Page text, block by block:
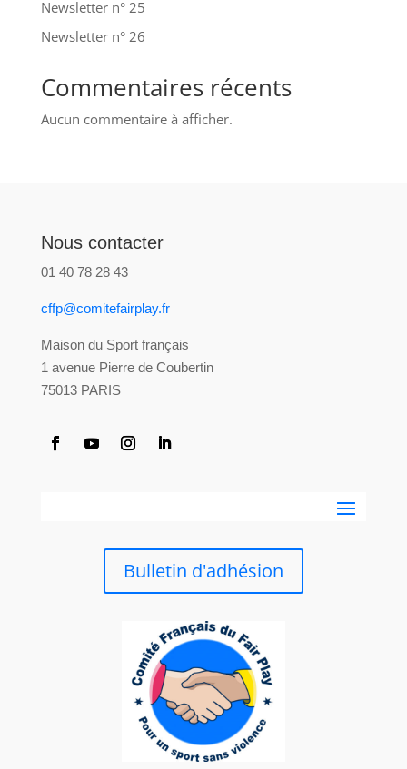
Newsletter n° 25
Newsletter n° 26
Commentaires récents
Aucun commentaire à afficher.
Nous contacter
01 40 78 28 43
cffp@comitefairplay.fr
Maison du Sport français
1 avenue Pierre de Coubertin
75013 PARIS
Bulletin d'adhésion